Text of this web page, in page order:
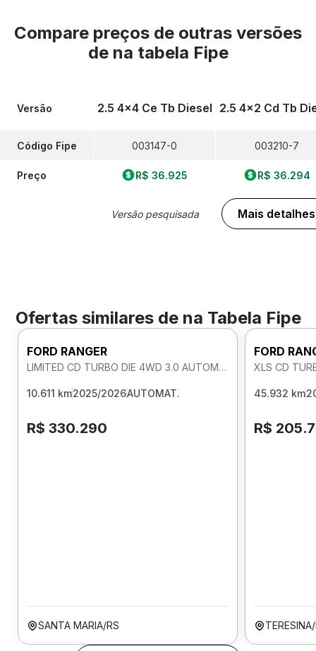
Compare preços de outras versões
de na tabela Fipe
Versão
Código Fipe
Preço
2.5 4x4 Ce Tb Diesel
003147-0
R$ 36.925
Versão pesquisada
2.5 4x2 Cd Tb
003210-7
R$ 36.294
Mais detalhes
Ofertas similares de na Tabela Fipe
FORD RANGER
LIMITED CD TURBO DIE 4WD 3.0 AUTOMATICO
10.611 km2025/2026AUTOMAT.
R$ 330.290
SANTA MARIA/RS
FORD
XLS CD
45.932 km
R$